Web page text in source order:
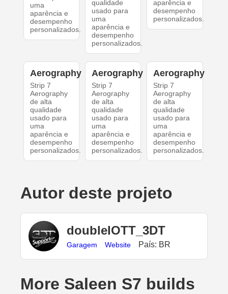
uma
aparência e
desempenho
personalizados.
qualidade
usado para
uma
aparência e
desempenho
personalizados.
aparência e
desempenho
personalizados.
Aerography
Strip 7
Aerography
de alta
qualidade
usado para
uma
aparência e
desempenho
personalizados.
Aerography
Strip 7
Aerography
de alta
qualidade
usado para
uma
aparência e
desempenho
personalizados.
Aerography
Strip 7
Aerography
de alta
qualidade
usado para
uma
aparência e
desempenho
personalizados.
Autor deste projeto
doubleIOTT_3DT
Garagem Website País: BR
More Saleen S7 builds